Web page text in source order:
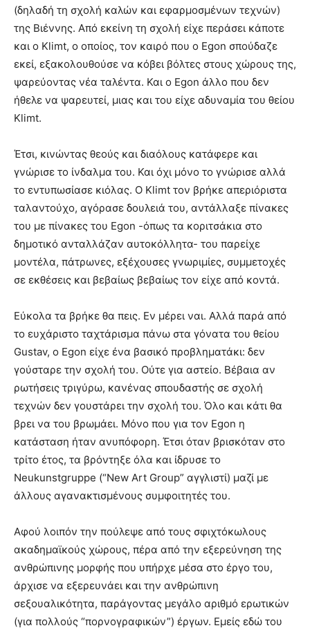
(δηλαδή τη σχολή καλών και εφαρμοσμένων τεχνών)
της Βιέννης. Από εκείνη τη σχολή είχε περάσει κάποτε
και ο Klimt, ο οποίος, τον καιρό που ο Egon σπούδαζε
εκεί, εξακολουθούσε να κόβει βόλτες στους χώρους της,
ψαρεύοντας νέα ταλέντα. Και ο Egon άλλο που δεν
ήθελε να ψαρευτεί, μιας και του είχε αδυναμία του θείου
Klimt.
Έτσι, κινώντας θεούς και διαόλους κατάφερε και
γνώρισε το ίνδαλμα του. Και όχι μόνο το γνώρισε αλλά
το εντυπωσίασε κιόλας. Ο Klimt τον βρήκε απεριόριστα
ταλαντούχο, αγόρασε δουλειά του, αντάλλαξε πίνακες
του με πίνακες του Egon -όπως τα κοριτσάκια στο
δημοτικό ανταλλάζαν αυτοκόλλητα- του παρείχε
μοντέλα, πάτρωνες, εξέχουσες γνωριμίες, συμμετοχές
σε εκθέσεις και βεβαίως βεβαίως τον είχε από κοντά.
Εύκολα τα βρήκε θα πεις. Εν μέρει ναι. Αλλά παρά από
το ευχάριστο ταχτάρισμα πάνω στα γόνατα του θείου
Gustav, ο Egon είχε ένα βασικό προβληματάκι: δεν
γούσταρε την σχολή του. Ούτε για αστείο. Βέβαια αν
ρωτήσεις τριγύρω, κανένας σπουδαστής σε σχολή
τεχνών δεν γουστάρει την σχολή του. Όλο και κάτι θα
βρει να του βρωμάει. Μόνο που για τον Egon η
κατάσταση ήταν ανυπόφορη. Έτσι όταν βρισκόταν στο
τρίτο έτος, τα βρόντηξε όλα και ίδρυσε το
Neukunstgruppe (“New Art Group” αγγλιστί) μαζί με
άλλους αγανακτισμένους συμφοιτητές του.
Αφού λοιπόν την πούλεψε από τους σφιχτόκωλους
ακαδημαϊκούς χώρους, πέρα από την εξερεύνηση της
ανθρώπινης μορφής που υπήρχε μέσα στο έργο του,
άρχισε να εξερευνάει και την ανθρώπινη
σεξουαλικότητα, παράγοντας μεγάλο αριθμό ερωτικών
(για πολλούς “πορνογραφικών”) έργων. Εμείς εδώ του